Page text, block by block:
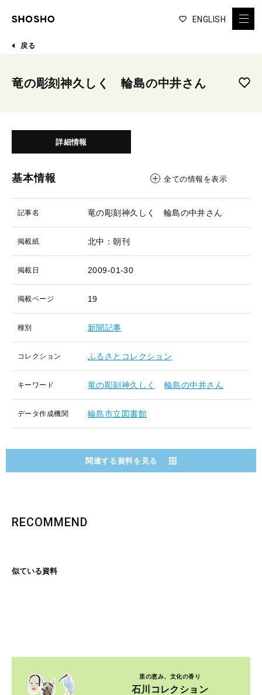
ENGLISH
戻る
竜の彫刻神久しく 輪島の中井さん
詳細情報
基本情報 全ての情報を表示
記事名 竜の彫刻神久しく 輪島の中井さん
掲載紙 北中：朝刊
掲載日 2009-01-30
掲載ページ 19
種別 新聞記事
コレクション ふるさとコレクション
キーワード 竜の彫刻神久しく 輪島の中井さん
データ作成機関 輪島市立図書館
関連する資料を見る
RECOMMEND
似ている資料
里の恵み、文化の香り
石川コレクション